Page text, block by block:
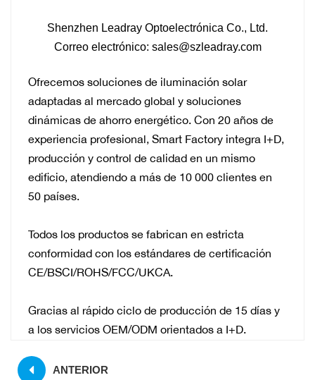
Shenzhen Leadray Optoelectrónica Co., Ltd.
Correo electrónico: sales@szleadray.com
Ofrecemos soluciones de iluminación solar
adaptadas al mercado global y soluciones
dinámicas de ahorro energético. Con 20 años de
experiencia profesional, Smart Factory integra I+D,
producción y control de calidad en un mismo
edificio, atendiendo a más de 10 000 clientes en
50 países.
Todos los productos se fabrican en estricta
conformidad con los estándares de certificación
CE/BSCI/ROHS/FCC/UKCA.
Gracias al rápido ciclo de producción de 15 días y
a los servicios OEM/ODM orientados a I+D.
ANTERIOR